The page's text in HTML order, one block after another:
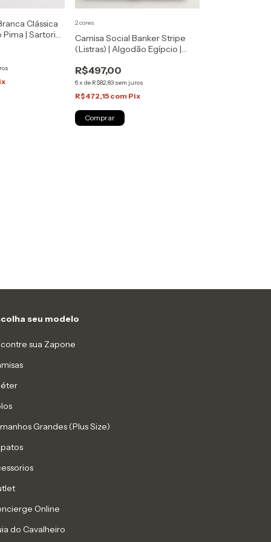
Clássica
Pima | Sartoria
Camisa Social Banker Stripe
(Listras) | Algodão Egípcio |
R$497,00
6x de R$82,83 sem juros
R$472,15 com Pix
2 cores
Comprar
seu modelo
sua Zapone
Grandes (Plus Size)
Online
do Cavalheiro